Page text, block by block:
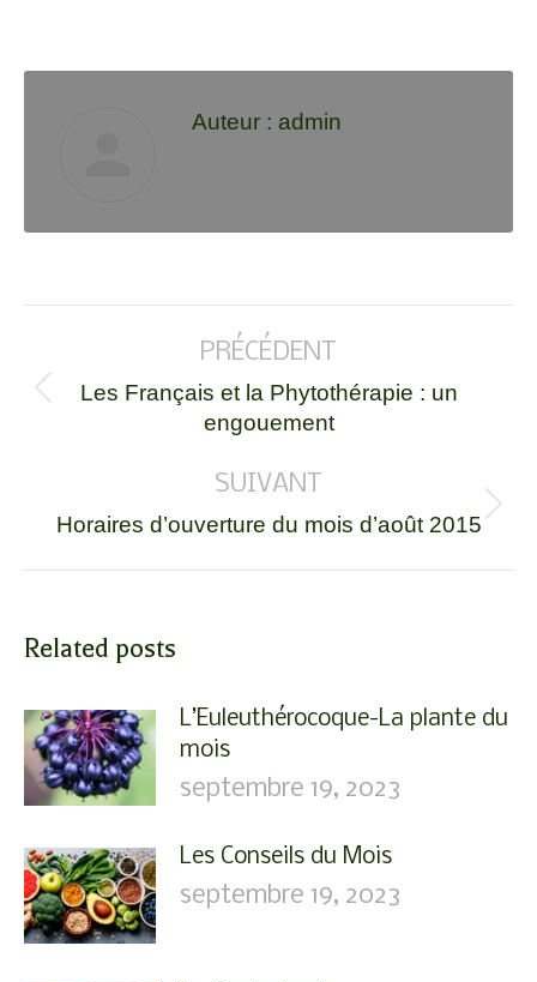
Auteur : admin
PRÉCÉDENT
Les Français et la Phytothérapie : un
engouement
SUIVANT
Horaires d’ouverture du mois d’août 2015
Related posts
L’Euleuthérocoque-La plante du
mois
septembre 19, 2023
Les Conseils du Mois
septembre 19, 2023